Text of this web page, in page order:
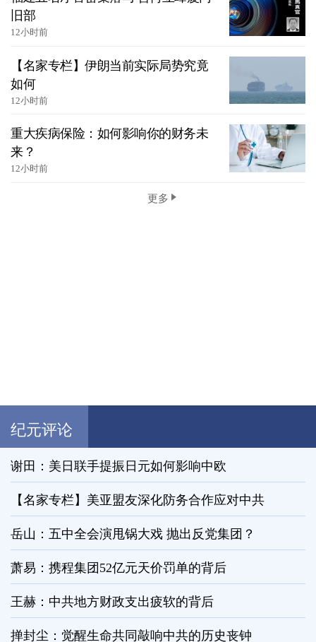
旧部
12小时前
【名家专栏】伊朗当前实际局势究竟
如何
12小时前
重大疾病保险：如何影响你的财务未
来？
12小时前
更多
纪元评论
谢田：美日联手提振日元如何影响中欧
【名家专栏】美亚盟友深化防务合作应对中共
岳山：五中全会演甩锅大戏 抛出反党集团？
萧易：携程集团52亿元天价罚单的背后
王赫：中共地方财政支出疲软的背后
掸封尘：觉醒生命共同敲响中共的历史丧钟